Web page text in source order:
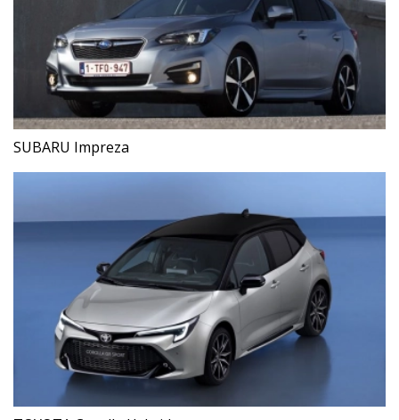
SUBARU Impreza